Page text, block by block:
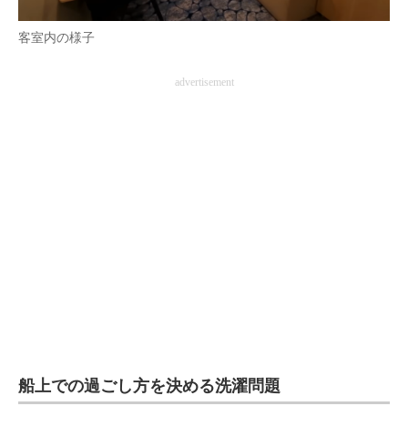
客室内の様子
advertisement
船上での過ごし方を決める洗濯問題